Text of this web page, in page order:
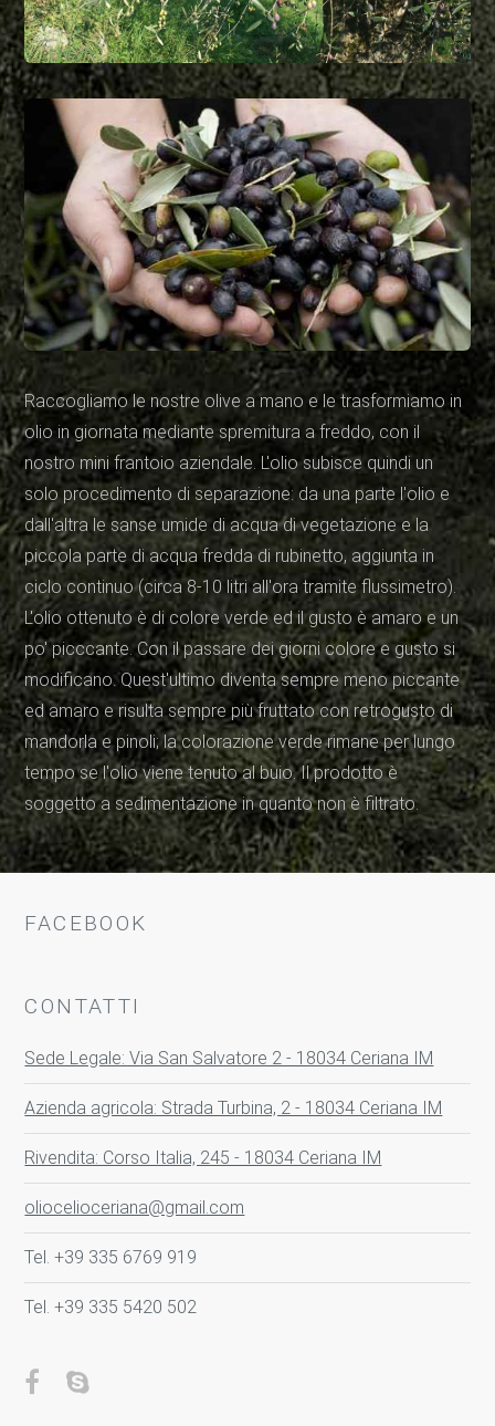
Raccogliamo le nostre olive a mano e le trasformiamo in
olio in giornata mediante spremitura a freddo, con il
nostro mini frantoio aziendale. L'olio subisce quindi un
solo procedimento di separazione: da una parte l'olio e
dall'altra le sanse umide di acqua di vegetazione e la
piccola parte di acqua fredda di rubinetto, aggiunta in
ciclo continuo (circa 8-10 litri all'ora tramite flussimetro).
L'olio ottenuto è di colore verde ed il gusto è amaro e un
po' picccante. Con il passare dei giorni colore e gusto si
modificano. Quest'ultimo diventa sempre meno piccante
ed amaro e risulta sempre più fruttato con retrogusto di
mandorla e pinoli; la colorazione verde rimane per lungo
tempo se l'olio viene tenuto al buio. Il prodotto è
soggetto a sedimentazione in quanto non è filtrato.
FACEBOOK
CONTATTI
Sede Legale: Via San Salvatore 2 - 18034 Ceriana IM
Azienda agricola: Strada Turbina, 2 - 18034 Ceriana IM
Rivendita: Corso Italia, 245 - 18034 Ceriana IM
oliocelioceriana@gmail.com
Tel. +39 335 6769 919
Tel. +39 335 5420 502